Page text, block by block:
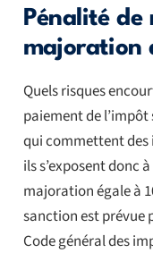
Pénalité
majoration
Quels risques
paiement de l’impôt
qui commettent des
ils s’exposent donc
majoration égale à
sanction est prévue
Code général des